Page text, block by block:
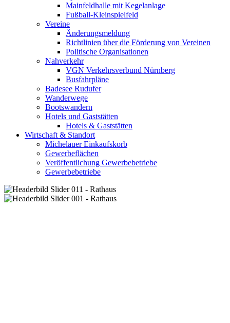
Mainfeldhalle mit Kegelanlage
Fußball-Kleinspielfeld
Vereine
Änderungsmeldung
Richtlinien über die Förderung von Vereinen
Politische Organisationen
Nahverkehr
VGN Verkehrsverbund Nürnberg
Busfahrpläne
Badesee Rudufer
Wanderwege
Bootswandern
Hotels und Gaststätten
Hotels & Gaststätten
Wirtschaft & Standort
Michelauer Einkaufskorb
Gewerbeflächen
Veröffentlichung Gewerbebetriebe
Gewerbebetriebe